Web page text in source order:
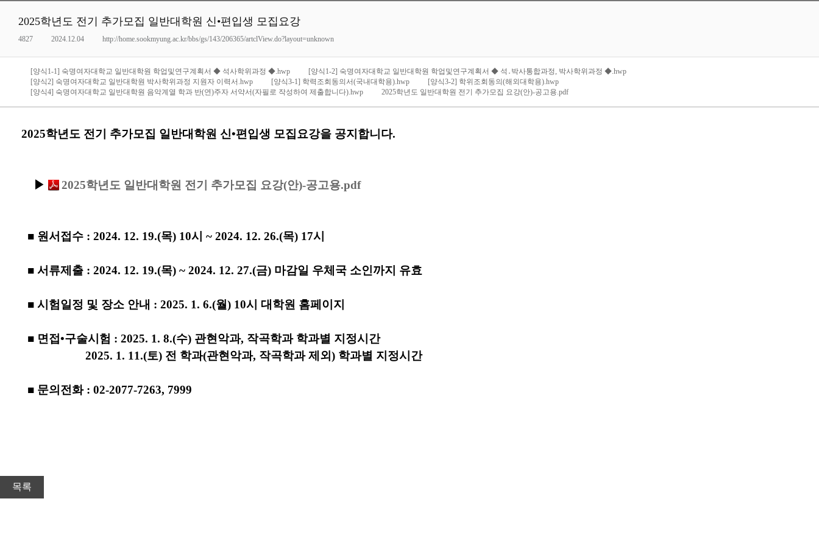
2025학년도 전기 추가모집 일반대학원 신•편입생 모집요강
4827 2024.12.04 http://home.sookmyung.ac.kr/bbs/gs/143/206365/artclView.do?layout=unknown
[양식1-1] 숙명여자대학교 일반대학원 학업및연구계획서 ◆ 석사학위과정 ◆.hwp
[양식1-2] 숙명여자대학교 일반대학원 학업및연구계획서 ◆ 석․박사통합과정, 박사학위과정 ◆.hwp
[양식2] 숙명여자대학교 일반대학원 박사학위과정 지원자 이력서.hwp
[양식3-1] 학력조회동의서(국내대학용).hwp
[양식3-2] 학위조회동의(해외대학용).hwp
[양식4] 숙명여자대학교 일반대학원 음악계열 학과 반(연)주자 서약서(자필로 작성하여 제출합니다).hwp
2025학년도 일반대학원 전기 추가모집 요강(안)-공고용.pdf
2025학년도 전기 추가모집 일반대학원 신•편입생 모집요강을 공지합니다.
▶ 2025학년도 일반대학원 전기 추가모집 요강(안)-공고용.pdf
■ 원서접수 : 2024. 12. 19.(목) 10시 ~ 2024. 12. 26.(목) 17시
■ 서류제출 : 2024. 12. 19.(목) ~ 2024. 12. 27.(금) 마감일 우체국 소인까지 유효
■ 시험일정 및 장소 안내 : 2025. 1. 6.(월) 10시 대학원 홈페이지
■ 면접•구술시험 : 2025. 1. 8.(수) 관현악과, 작곡학과 학과별 지정시간
2025. 1. 11.(토) 전 학과(관현악과, 작곡학과 제외) 학과별 지정시간
■ 문의전화 : 02-2077-7263, 7999